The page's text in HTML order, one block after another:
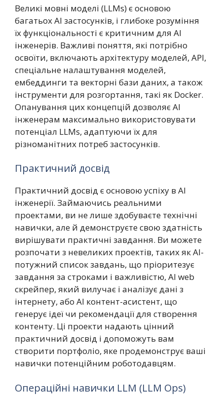
Великі мовні моделі (LLMs) є основою
багатьох AI застосунків, і глибоке розуміння
їх функціональності є критичним для AI
інженерів. Важливі поняття, які потрібно
освоїти, включають архітектуру моделей, API,
спеціальне налаштування моделей,
ембеддинги та векторні бази даних, а також
інструменти для розгортання, такі як Docker.
Опанування цих концепцій дозволяє AI
інженерам максимально використовувати
потенціал LLMs, адаптуючи їх для
різноманітних потреб застосунків.
Практичний досвід
Практичний досвід є основою успіху в AI
інженерії. Займаючись реальними
проектами, ви не лише здобуваєте технічні
навички, але й демонструєте свою здатність
вирішувати практичні завдання. Ви можете
розпочати з невеликих проектів, таких як AI-
потужний список завдань, що пріоритезує
завдання за строками і важливістю, AI web
скрейпер, який вилучає і аналізує дані з
інтернету, або AI контент-асистент, що
генерує ідеї чи рекомендації для створення
контенту. Ці проекти надають цінний
практичний досвід і допоможуть вам
створити портфоліо, яке продемонструє ваші
навички потенційним роботодавцям.
Операційні навички LLM (LLM Ops)